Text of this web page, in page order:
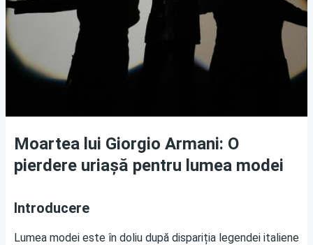
Moartea lui Giorgio Armani: O
pierdere uriașă pentru lumea modei
Introducere
Lumea modei este în doliu după dispariția legendei italiene